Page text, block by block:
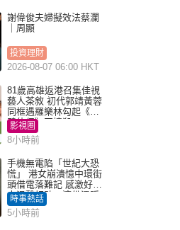
謝偉俊夫婦擬效法蔡瀾
｜周顯
投資理財
2026-08-07 06:00 HKT
81歲高雄返港召集佳視
藝人茶敘 初代郭靖黃蓉
同框遇羅樂林勾起《神
鵰俠侶》回憶殺
影視圈
8小時前
手機無電陷「世紀大恐
慌」 港女崩潰憶中環街
頭借電落難記 感激好心
人溫馨相助：這份溫暖
記一輩子｜Juicy叮
時事熱話
5小時前